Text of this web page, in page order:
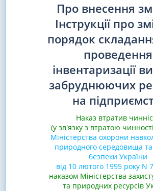
Про внесення
Інструкції про
порядок
проведення
інвентаризації
забруднюючих
на
Наказ втратив
(у зв'язку з втратою чинності
Міністерства охорони
природного середовища та
безпеки України
від 10 лютого 1995 року N 7
наказом Міністерства
та природних ресурсів